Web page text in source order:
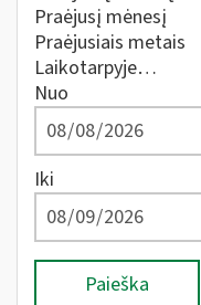
Praėjusį mėnesį
Praėjusiais metais
Laikotarpyje…
Nuo
Iki
Paieška